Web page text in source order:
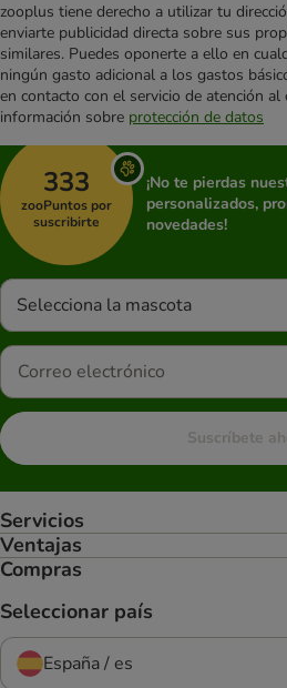
zooplus tiene derecho a utilizar tu
enviarte publicidad directa sobre sus
similares. Puedes oponerte a ello en
ningún gasto adicional a los gastos
en contacto con el servicio de atención
información sobre protección de datos
333
zooPuntos por
suscribirte
¡No te pierdas
personalizados,
novedades!
Selecciona la mascota
Suscríbete
Servicios
Ventajas
Compras
Seleccionar país
España / es